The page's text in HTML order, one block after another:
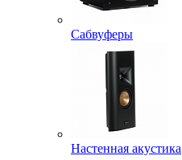
Сабвуферы
Настенная акустика